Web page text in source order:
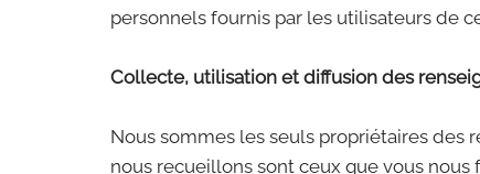
personnels fournis par les utilisateurs de
Collecte, utilisation et diffusion des
Nous sommes les seuls propriétaires des
nous recueillons sont ceux que vous